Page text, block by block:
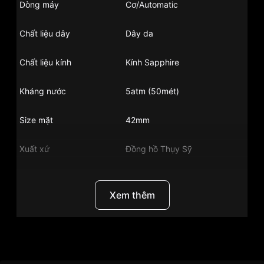
Dòng máy Cơ/Automatic
Chất liệu dây Dây da
Chất liệu kính Kính Sapphire
Kháng nước 5atm (50mét)
Size mặt 42mm
Xuất xứ Đồng hồ Thụy Sỹ
Xem thêm